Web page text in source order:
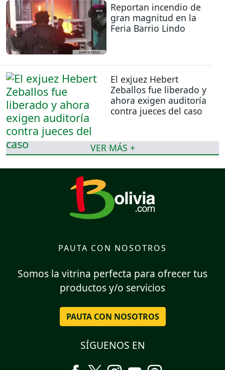
Reportan incendio de
gran magnitud en la
Feria Barrio Lindo
El exjuez Hebert
Zeballos fue liberado y
ahora exigen auditoría
contra jueces del caso
VER MÁS +
PAUTA CON NOSOTROS
Somos la vitrina perfecta para ofrecer tus
productos y/o servicios
PAUTA CON NOSOTROS
SÍGUENOS EN